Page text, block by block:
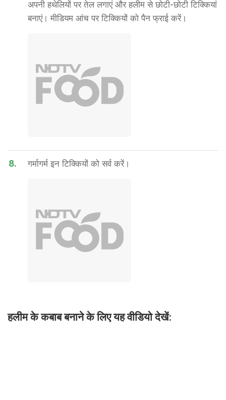
अपनी हथेलियों पर तेल लगाएं और हलीम से छोटी-छोटी टिक्कियां
बनाएं। मीडियम आंच पर टिक्कियों को पैन फ्राई करें।
8. गर्मागर्म इन टिक्कियों को सर्व करें।
हलीम के कबाब बनाने के लिए यह वीडियो देखें: